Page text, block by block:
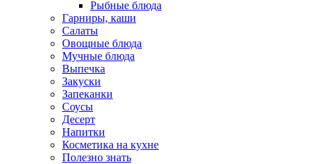
Рыбные блюда
Гарниры, каши
Салаты
Овощные блюда
Мучные блюда
Выпечка
Закуски
Запеканки
Соусы
Десерт
Напитки
Косметика на кухне
Полезно знать